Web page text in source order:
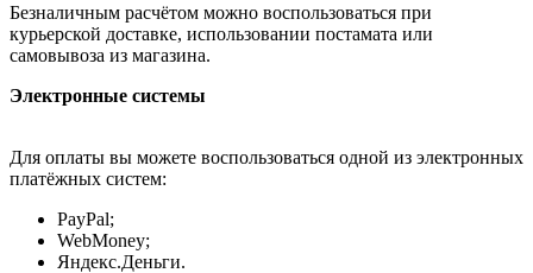
Безналичным расчётом можно воспользоваться при
курьерской доставке, использовании постамата или
самовывоза из магазина.
Электронные системы
Для оплаты вы можете воспользоваться одной из электронных
платёжных систем:
PayPal;
WebMoney;
Яндекс.Деньги.